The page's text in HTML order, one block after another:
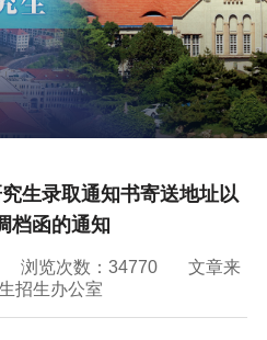
生录取通知书寄送地址以
档函的通知
浏览次数： 34770
文章来
招生办公室